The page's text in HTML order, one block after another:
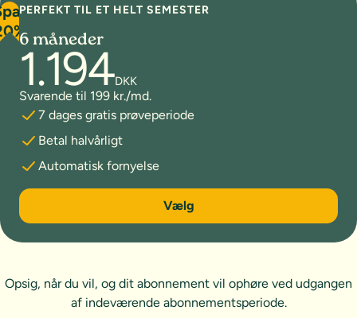
PERFEKT TIL ET HELT SEMESTER
6 måneder
1.194DKK
Svarende til 199 kr./md.
7 dages gratis prøveperiode
Betal halvårligt
Automatisk fornyelse
6 måneder
Vælg
Opsig, når du vil, og dit abonnement vil ophøre ved udgangen
af indeværende abonnementsperiode.